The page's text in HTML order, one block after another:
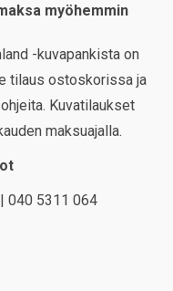
myöhemmin
-kuvapankista on
tilaus ostoskorissa ja
Kuvatilaukset
maksuajalla.
040 5311 064